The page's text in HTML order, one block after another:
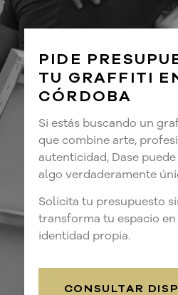
PIDE
TU GRAFFITI
CÓRDOBA
Si estás buscando un
que combine arte,
autenticidad, Dase
algo verdaderamente
Solicita tu presupuesto
transforma tu espacio
identidad propia.
CONSULTAR